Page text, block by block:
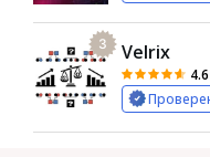
3 Velrix
4.6